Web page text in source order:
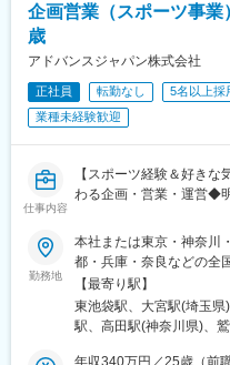
企画営業（スポーツ事
歳
アドバンスジャパン株式会社
正社員 転勤なし 5名以上採
業種未経験歓迎
仕事内容
【スポーツ経験＆好き
わる企画・営業・運営◆
勤務地
本社または東京・神奈川
都・兵庫・奈良などの全
島区）／転勤なし！U・
PMO池袋8階◎池袋駅徒
好！■東北支店〒983-
1H1O梅田茶屋町606■中
【最寄り駅】
東池袋駅、大宮駅(埼玉
駅、高田駅(神奈川県)、
年収340万円／25歳（前